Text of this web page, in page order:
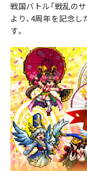
戦国バトル「戦乱のサ
より、4周年を記念
す。